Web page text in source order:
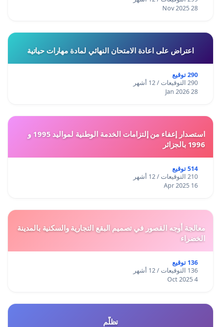
28 Nov 2025
اعتراض على اعادة الامتحان النهائي لمادة مهارات حياتية
290 توقيع
290 التوقيعات / 12 أشهر
28 Jan 2026
استصدار إعفاء من إلتزامات الخدمة الوطنية لمواليد 1995 و
1996 بالجزائر
514 توقيع
210 التوقيعات / 12 أشهر
16 Apr 2025
معالجة أوجه القصور في تصميم البقع التجارية والسكنية بالمدينة
الخضراء
136 توقيع
136 التوقيعات / 12 أشهر
4 Oct 2025
تظلّم